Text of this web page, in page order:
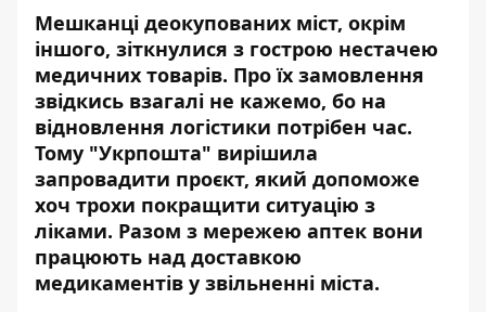
Мешканці деокупованих міст, окрім
іншого, зіткнулися з гострою нестачею
медичних товарів. Про їх замовлення
звідкись взагалі не кажемо, бо на
відновлення логістики потрібен час.
Тому "Укрпошта" вирішила
запровадити проєкт, який допоможе
хоч трохи покращити ситуацію з
ліками. Разом з мережею аптек вони
працюють над доставкою
медикаментів у звільненні міста.